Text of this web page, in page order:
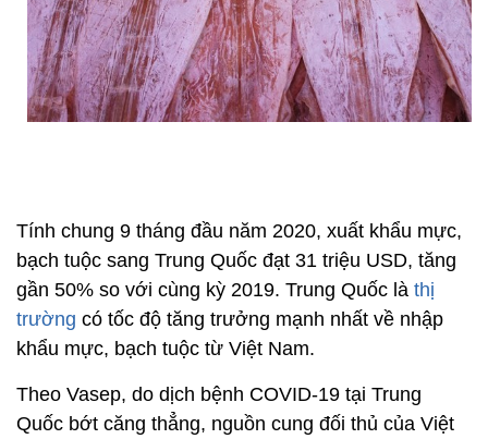
Tính chung 9 tháng đầu năm 2020, xuất khẩu mực,
bạch tuộc sang Trung Quốc đạt 31 triệu USD, tăng
gần 50% so với cùng kỳ 2019. Trung Quốc là thị
trường có tốc độ tăng trưởng mạnh nhất về nhập
khẩu mực, bạch tuộc từ Việt Nam.
Theo Vasep, do dịch bệnh COVID-19 tại Trung
Quốc bớt căng thẳng, nguồn cung đối thủ của Việt